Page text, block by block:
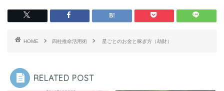
HOME 四柱推命活用術 星ごとのお金と稼ぎ方（劫財）
RELATED POST